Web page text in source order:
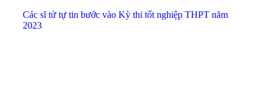
Các sĩ tử tự tin bước vào Kỳ thi tốt nghiệp THPT năm
2023